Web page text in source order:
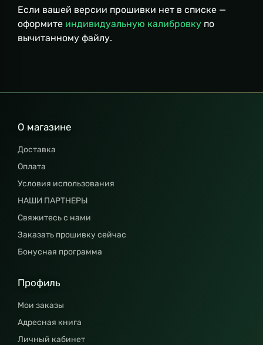
Если вашей версии прошивки нет в списке —
оформите индивидуальную калибровку по
вычитанному файлу.
О магазине
Доставка
Оплата
Условия использования
НАШИ ПАРТНЕРЫ
Свяжитесь с нами
Заказать прошивку сейчас
Бонусная программа
Профиль
Мои заказы
Адресная книга
Личный кабинет